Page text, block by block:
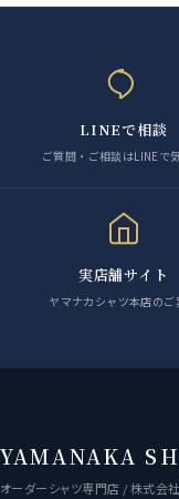
LINEで相談
ご質問・ご相談はLINEで
実店舗サイト
ヤマナカシャツ本店のご
YAMANAKA
オーダーシャツ専門店 / 株式会